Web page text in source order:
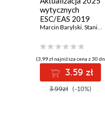
wytycznych
ESC/EAS 2019
dotyczących
dyslipidemii.
Dziesięć
kluczowych zmian i
ich implikacje
praktyczne
Marcin Barylski Stanisław Surma
(3,99 zł najniższa cena z 30
3.59 zł
3.99zł (-10%)